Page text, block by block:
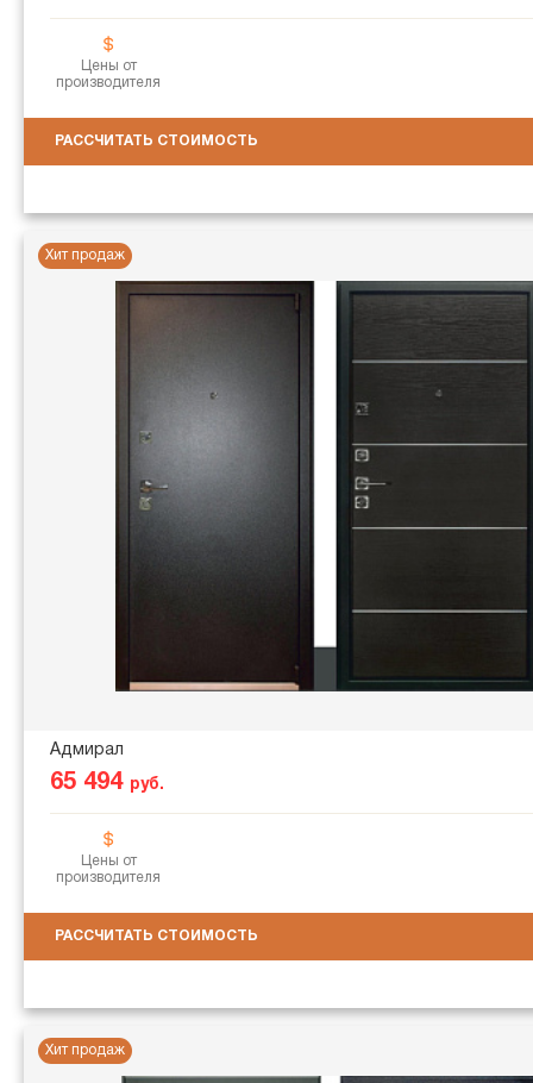
Цены от
производителя
РАССЧИТАТЬ СТОИМОСТЬ
Хит продаж
Адмирал
65 494 руб.
Цены от
производителя
РАССЧИТАТЬ СТОИМОСТЬ
Хит продаж